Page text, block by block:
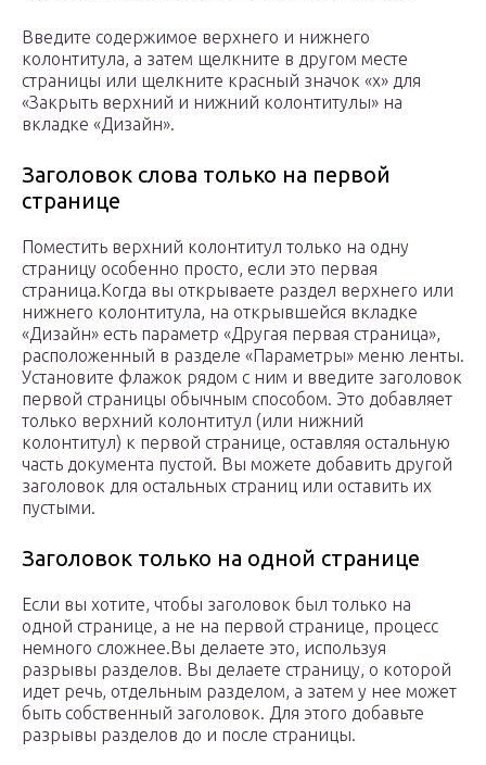
Введите содержимое верхнего и нижнего
колонтитула, а затем щелкните в другом месте
страницы или щелкните красный значок «x» для
«Закрыть верхний и нижний колонтитулы» на
вкладке «Дизайн».
Заголовок слова только на первой
странице
Поместить верхний колонтитул только на одну
страницу особенно просто, если это первая
страница.Когда вы открываете раздел верхнего или
нижнего колонтитула, на открывшейся вкладке
«Дизайн» есть параметр «Другая первая страница»,
расположенный в разделе «Параметры» меню ленты.
Установите флажок рядом с ним и введите заголовок
первой страницы обычным способом. Это добавляет
только верхний колонтитул (или нижний
колонтитул) к первой странице, оставляя остальную
часть документа пустой. Вы можете добавить другой
заголовок для остальных страниц или оставить их
пустыми.
Заголовок только на одной странице
Если вы хотите, чтобы заголовок был только на
одной странице, а не на первой странице, процесс
немного сложнее.Вы делаете это, используя
разрывы разделов. Вы делаете страницу, о которой
идет речь, отдельным разделом, а затем у нее может
быть собственный заголовок. Для этого добавьте
разрывы разделов до и после страницы.